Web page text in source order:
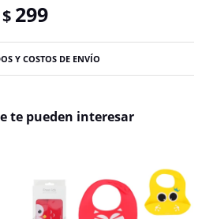
$ 299
Y COSTOS DE ENVÍO
te pueden interesar